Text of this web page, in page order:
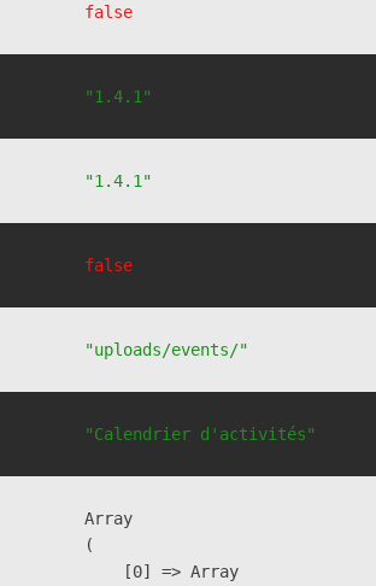
false
"1.4.1"
"1.4.1"
false
"uploads/events/"
"Calendrier d'activités"
Array
(
    [0] => Array